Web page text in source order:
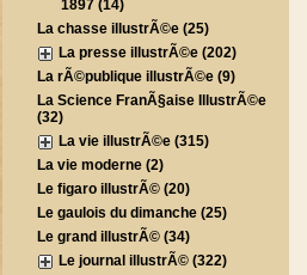
1897 (14)
La chasse illustrÃ©e (25)
La presse illustrÃ©e (202)
La rÃ©publique illustrÃ©e (9)
La Science FranÃ§aise IllustrÃ©e
(32)
La vie illustrÃ©e (315)
La vie moderne (2)
Le figaro illustrÃ© (20)
Le gaulois du dimanche (25)
Le grand illustrÃ© (34)
Le journal illustrÃ© (322)